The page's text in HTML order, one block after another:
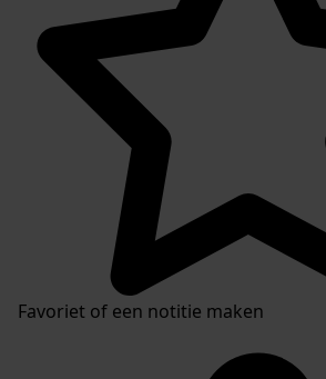
Favoriet of een notitie maken